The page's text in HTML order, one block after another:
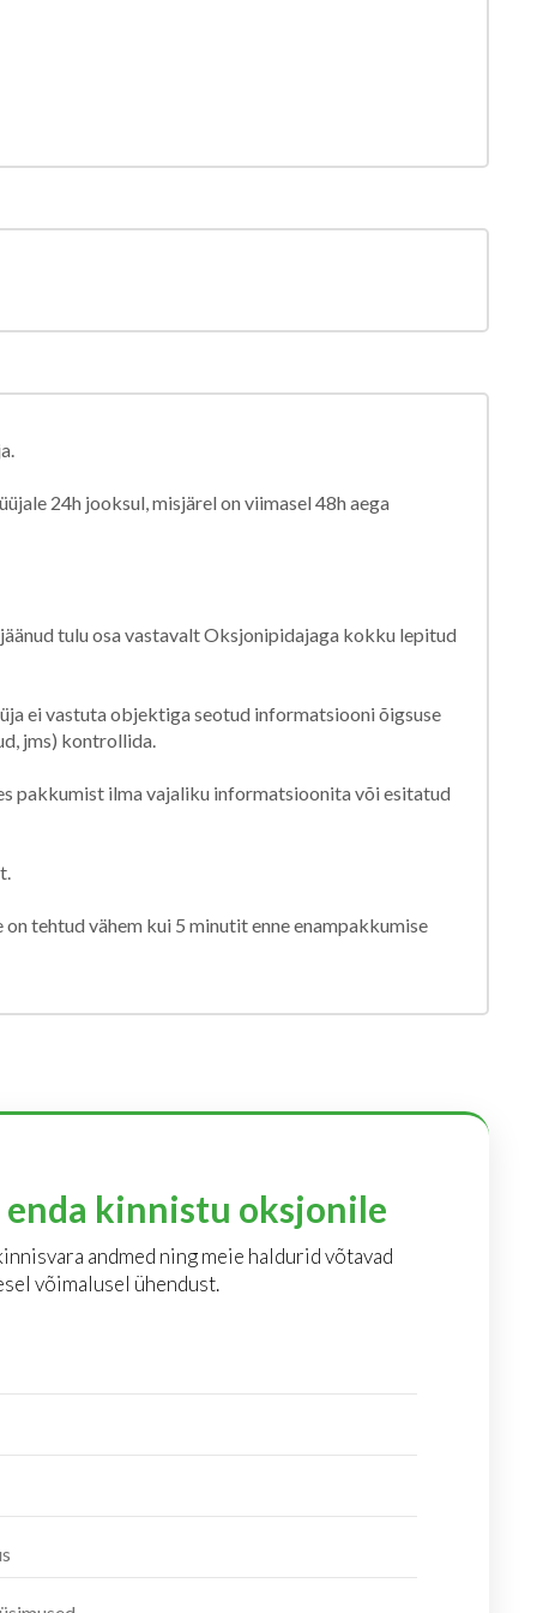
24h jooksul, misjärel on viimasel 48h aega
tulu osa vastavalt Oksjonipidajaga kokku lepitud
ei vastuta objektiga seotud informatsiooni õigsuse
jms) kontrollida.
pakkumist ilma vajaliku informatsioonita või esitatud
tehtud vähem kui 5 minutit enne enampakkumise
enda kinnistu oksjonile
andmed ning meie haldurid võtavad
võimalusel ühendust.